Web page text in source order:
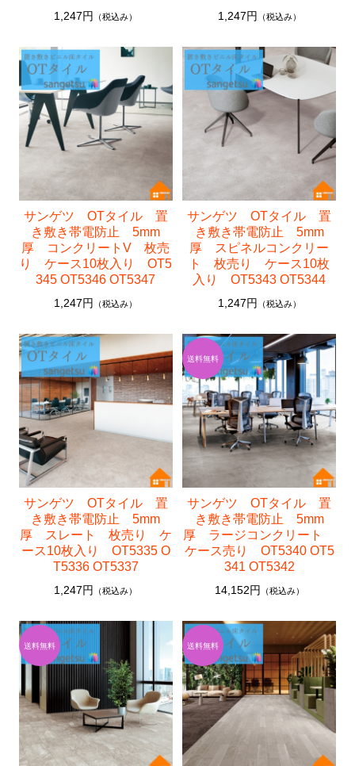
1,247円 （税込み） 1,247円 （税込み）
サンゲツ OTタイル 置
き敷き帯電防止 5mm
厚 コンクリートV 枚売
り ケース10枚入り OT5
345 OT5346 OT5347
1,247円 （税込み）
サンゲツ OTタイル 置
き敷き帯電防止 5mm
厚 スピネルコンクリー
ト 枚売り ケース10枚
入り OT5343 OT5344
1,247円 （税込み）
サンゲツ OTタイル 置
き敷き帯電防止 5mm
厚 スレート 枚売り ケ
ース10枚入り OT5335 O
T5336 OT5337
1,247円 （税込み）
サンゲツ OTタイル 置
き敷き帯電防止 5mm
厚 ラージコンクリート
ケース売り OT5340 OT5
341 OT5342
14,152円 （税込み）